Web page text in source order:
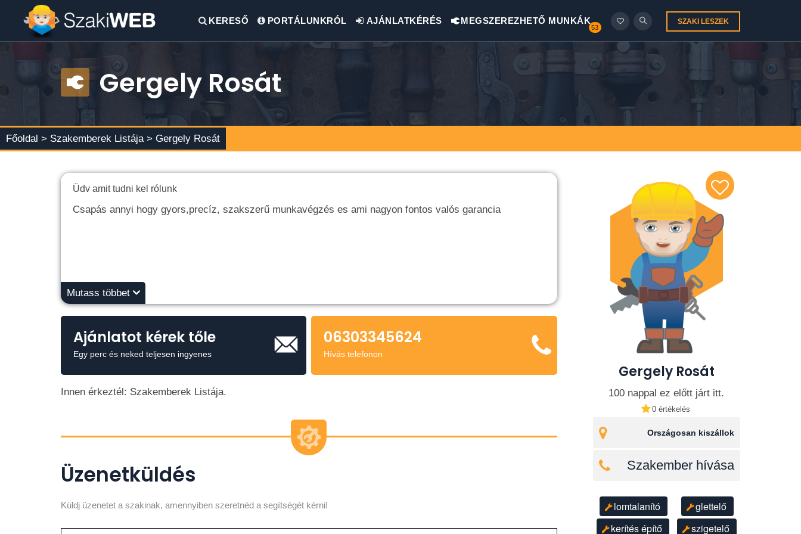
SZAKI LESZEK
KERESŐ PORTÁLUNKRÓL AJÁNLATKÉRÉS MEGSZEREZHETŐ MUNKÁK
53
Gergely Rosát
Főoldal > Szakemberek Listája > Gergely Rosát
Üdv amit tudni kel rólunk
Csapás annyi hogy gyors,precíz, szakszerű munkavégzés es ami nagyon fontos valós garancia
Mutass többet
Ajánlatot kérek tőle
Egy perc és neked teljesen ingyenes
06303345624
Hívás telefonon
Innen érkeztél: Szakemberek Listája.
Üzenetküldés
Küldj üzenetet a szakinak, amennyiben szeretnéd a segítségét kérni!
Gergely Rosát
100 nappal ez előtt járt itt.
0 értékelés
Országosan kiszállok
Szakember hívása
lomtalanító
glettelő
kerítés építő
szigetelő